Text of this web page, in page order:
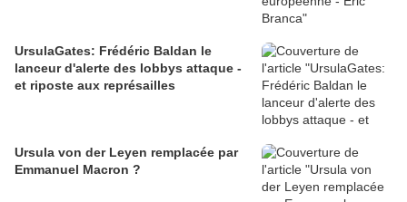
UrsulaGates: Frédéric Baldan le
lanceur d'alerte des lobbys attaque -
et riposte aux représailles
Ursula von der Leyen remplacée par
Emmanuel Macron ?